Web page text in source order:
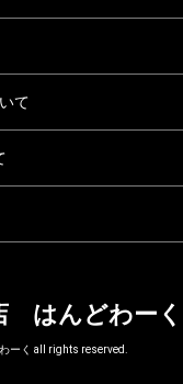
て
はんどわーく
ーく all rights reserved.